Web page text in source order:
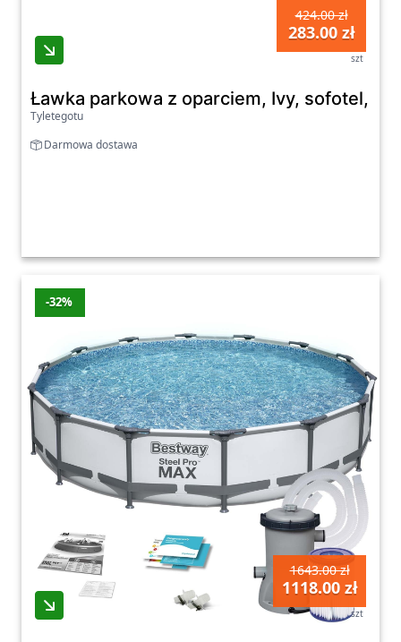
424.00 zł
283.00 zł
szt
Ławka parkowa z oparciem, Ivy, sofotel,
Tyletegotu
Darmowa dostawa
-32%
1643.00 zł
1118.00 zł
szt